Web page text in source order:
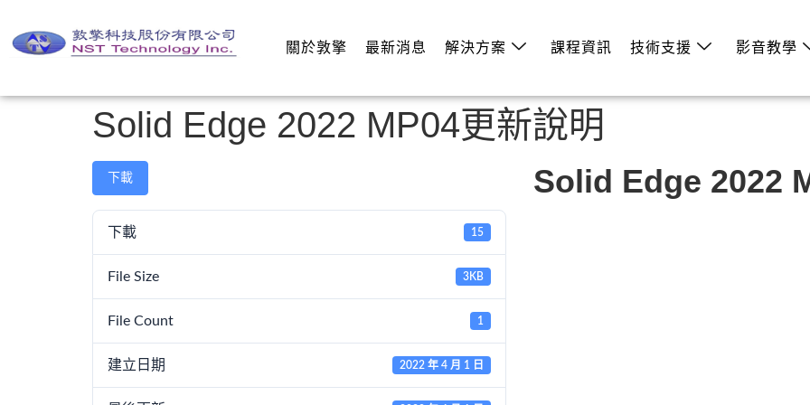
關於敦擎 最新消息 解決方案 課程資訊 技術支援 影音教學
Solid Edge 2022 MP04更新說明
下載
下載 15
File Size 3KB
File Count 1
建立日期 2022 年 4 月 1 日
Solid Edge 2022